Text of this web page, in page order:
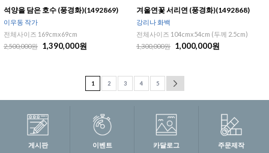
석양을 담은 호수 (풍경화)(1492869)
이우동 작가
전체사이즈 169cmx69cm
2,500,000원
1,390,000원
겨울연꽃 서리연 (풍경화)(1492868)
강리나 화백
전체사이즈 104cmx54cm (두께 2.5cm)
1,300,000원
1,000,000원
1 2 3 4 5
게시판 이벤트 카달로그 주문제작